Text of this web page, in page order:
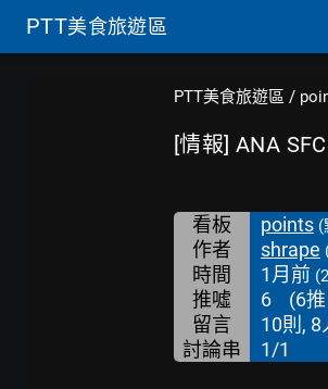
PTT美食旅遊區
PTT美食旅遊區 /
[情報] ANA
看板 points (
作者 shrape
時間 1月前
推噓 6 (6推
留言
10則, 8
討論串 1/1